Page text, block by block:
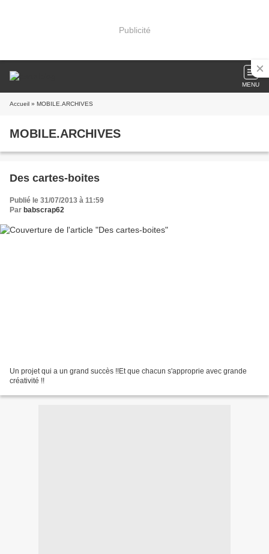
Publicité
MENU
Accueil » MOBILE.ARCHIVES
MOBILE.ARCHIVES
Des cartes-boites
Publié le 31/07/2013 à 11:59
Par babscrap62
Un projet qui a un grand succès !!Et que chacun s'approprie avec grande
créativité !!